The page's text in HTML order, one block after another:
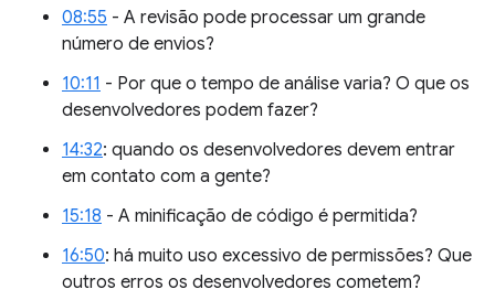
08:55 - A revisão pode processar um grande
número de envios?
10:11 - Por que o tempo de análise varia? O que os
desenvolvedores podem fazer?
14:32: quando os desenvolvedores devem entrar
em contato com a gente?
15:18 - A minificação de código é permitida?
16:50: há muito uso excessivo de permissões? Que
outros erros os desenvolvedores cometem?